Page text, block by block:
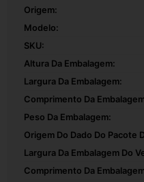
Origem:
Modelo:
SKU:
Altura Da Embalagem:
Largura Da Embalagem:
Comprimento Da
Peso Da Embalagem:
Origem Do Dado Do Pacote
Largura Da Embalagem Do
Comprimento Da